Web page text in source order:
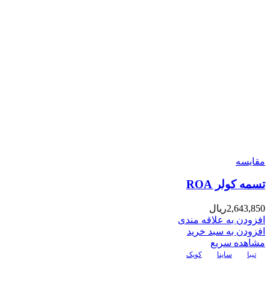
مقایسه
تسمه کولر ROA
2,643,850ریال
افزودن به علاقه مندی
افزودن به سبد خرید
مشاهده سریع
تیبا ساینا کویک